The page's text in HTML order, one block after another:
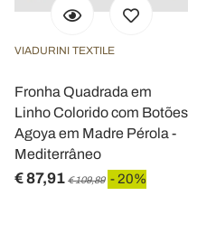
VIADURINI TEXTILE
Fronha Quadrada em
Linho Colorido com Botões
Agoya em Madre Pérola -
Mediterrâneo
€ 87,91 € 109,89 - 20%